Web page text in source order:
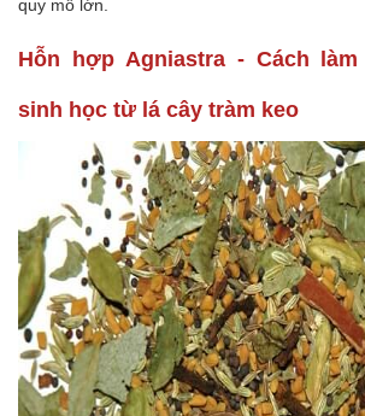
quy mô lớn.
Hỗn hợp Agniastra - Cách
sinh học từ lá cây tràm keo